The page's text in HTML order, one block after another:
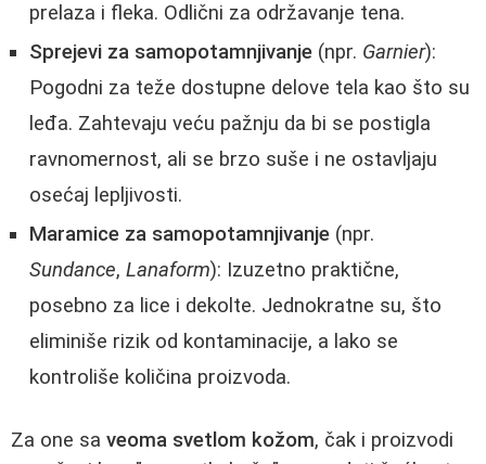
prelaza i fleka. Odlični za održavanje tena.
Sprejevi za samopotamnjivanje (npr. Garnier):
Pogodni za teže dostupne delove tela kao što su
leđa. Zahtevaju veću pažnju da bi se postigla
ravnomernost, ali se brzo suše i ne ostavljaju
osećaj lepljivosti.
Maramice za samopotamnjivanje (npr.
Sundance, Lanaform): Izuzetno praktične,
posebno za lice i dekolte. Jednokratne su, što
eliminiše rizik od kontaminacije, a lako se
kontroliše količina proizvoda.
Za one sa veoma svetlom kožom, čak i proizvodi